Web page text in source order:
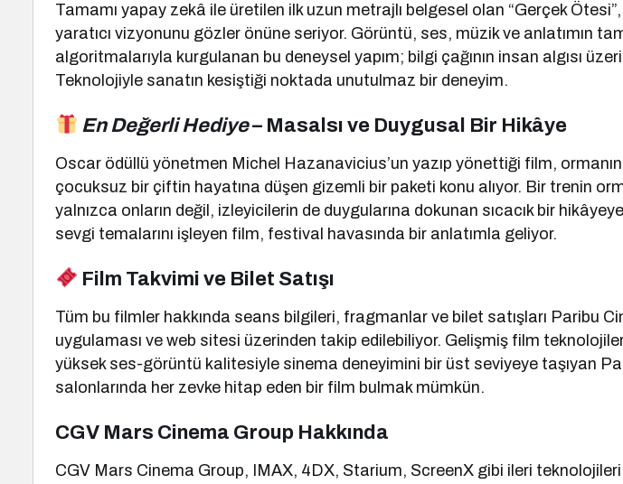
Tamamı yapay zekâ ile üretilen ilk uzun metrajlı belgesel olan “Gerçek Ötesi”,
yaratıcı vizyonunu gözler önüne seriyor. Görüntü, ses, müzik ve anlatımın
algoritmalarıyla kurgulanan bu deneysel yapım; bilgi çağının insan algısı
Teknolojiyle sanatın kesiştiği noktada unutulmaz bir deneyim.
En Değerli Hediye– Masalsı ve Duygusal Bir Hikâye
Oscar ödüllü yönetmen Michel Hazanavicius’un yazıp yönettiği film,
çocuksuz bir çiftin hayatına düşen gizemli bir paketi konu alıyor. Bir trenin
yalnızca onların değil, izleyicilerin de duygularına dokunan sıcacık bir
sevgi temalarını işleyen film, festival havasında bir anlatımla geliyor.
Film Takvimi ve Bilet Satışı
Tüm bu filmler hakkında seans bilgileri, fragmanlar ve bilet satışları Paribu
uygulaması ve web sitesi üzerinden takip edilebiliyor. Gelişmiş film
yüksek ses-görüntü kalitesiyle sinema deneyimini bir üst seviyeye taşıyan
salonlarında her zevke hitap eden bir film bulmak mümkün.
CGV Mars Cinema Group Hakkında
CGV Mars Cinema Group, IMAX, 4DX, Starium, ScreenX gibi ileri teknolojileri